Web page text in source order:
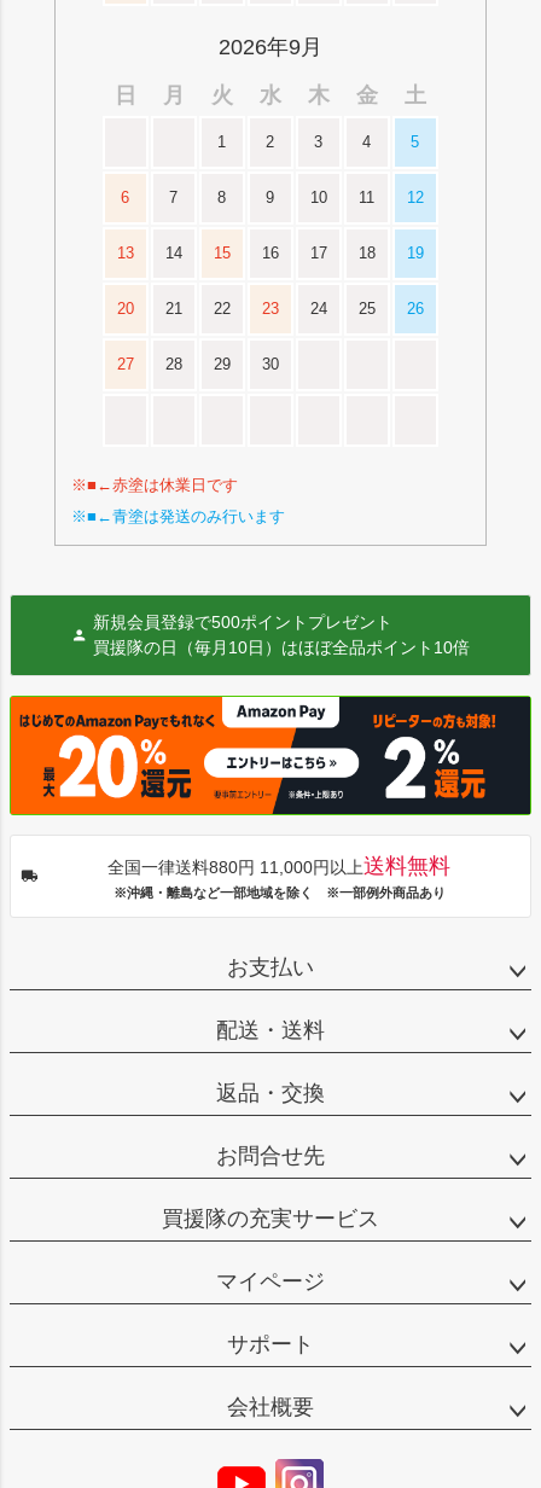
2026年9月
日
月 火 水 木 金 土
1 2 3 4 5
6 7 8 9 10 11 12
13 14 15 16 17 18 19
20 21 22 23 24 25 26
27 28 29 30
※■←赤塗は休業日です
※■←青塗は発送のみ行います
新規会員登録で500ポイントプレゼント
買援隊の日（毎月10日）はほぼ全品ポイント10倍
全国一律送料880円 11,000円以上送料無料
※沖縄・離島など一部地域を除く ※一部例外商品あり
お支払い
配送・送料
返品・交換
お問合せ先
買援隊の充実サービス
マイページ
サポート
会社概要